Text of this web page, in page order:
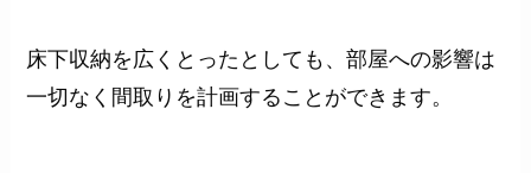
床下収納を広くとったとしても、部屋への影響は
一切なく間取りを計画することができます。